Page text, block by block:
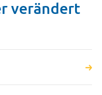
verändert